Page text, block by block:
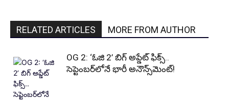
RELATED ARTICLES MORE FROM AUTHOR
OG 2: ‘ఓజి 2’ బిగ్ అప్డేట్ ఫిక్స్..
సెప్టెంబర్‌లోనే భారీ అనౌన్స్‌మెంట్!